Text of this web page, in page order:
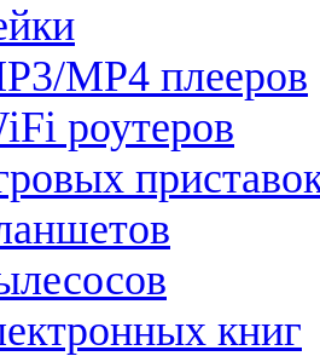
MP4 плееров
роутеров
книг